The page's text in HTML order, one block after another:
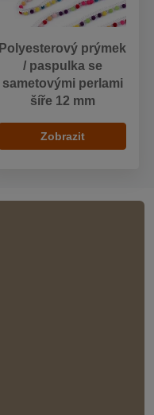
Polyesterový prýmek
/ paspulka se
sametovými perlami
šíře 12 mm
Zobrazit